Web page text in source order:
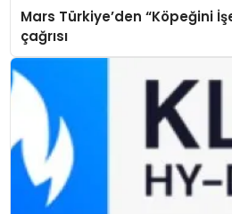
Mars Türkiye’den “Köpeğini
çağrısı